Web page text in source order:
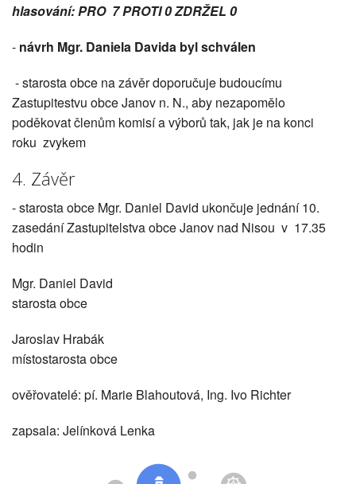
hlasování: PRO 7 PROTI 0 ZDRŽEL 0
- návrh Mgr. Daniela Davida byl schválen
- starosta obce na závěr doporučuje budoucímu
Zastupitestvu obce Janov n. N., aby nezapomělo
poděkovat členům komisí a výborů tak, jak je na konci
roku zvykem
4. Závěr
- starosta obce Mgr. Daniel David ukončuje jednání 10.
zasedání Zastupitelstva obce Janov nad Nisou v 17.35
hodin
Mgr. Daniel David
starosta obce
Jaroslav Hrabák
místostarosta obce
ověřovatelé: pí. Marie Blahoutová, Ing. Ivo Richter
zapsala: Jelínková Lenka